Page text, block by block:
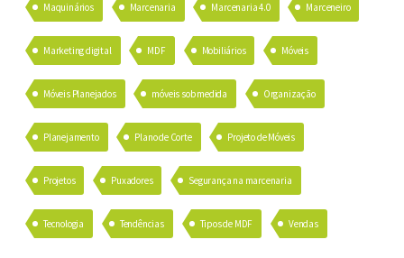
Maquinários Marcenaria Marcenaria 4.0 Marceneiro
Marketing digital MDF Mobiliários Móveis
Móveis Planejados móveis sob medida Organização
Planejamento Plano de Corte Projeto de Móveis
Projetos Puxadores Segurança na marcenaria
Tecnologia Tendências Tipos de MDF Vendas